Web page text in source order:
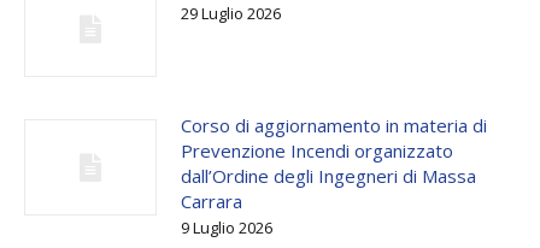
29 Luglio 2026
Corso di aggiornamento in materia di
Prevenzione Incendi organizzato
dall’Ordine degli Ingegneri di Massa
Carrara
9 Luglio 2026